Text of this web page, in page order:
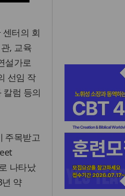
터의 회
, 교육
설가로
선임 작
럼 등의
주목받고
나타났
약
한국교회
지진 피
CMF선교